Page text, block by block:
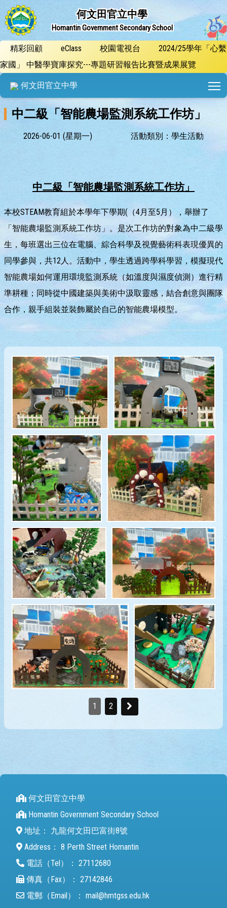
何文田官立中學
Homantin Government Secondary School
精彩回顧 eClass 校園電視台
2024/25學年「心繫
家國」 中醫學寶庫探究---專題研習報告比賽暨成果展覽
何文田官立中學
中二級「智能農場監測系統工作坊」
2026-06-01 (星期一) 活動類別：學生活動
中二級「智能農場監測系統工作坊」
本校STEAM教育組於本學年下學期(（4月至5月），舉辦了
「智能農場監測系統工作坊」。是次工作坊的對象為中二級學
生，每班選出三位在電腦、綜合科學及視覺藝術科表現優異的
同學參與，共12人。活動中，學生透過跨學科學習，模擬現代
智能農場如何運用環境監測系統（如溫度與濕度偵測）進行精
準耕種；同時從中國建築與美術中汲取靈感，結合創意與團隊
合作，親手組裝並裝飾屬於自己的智能農場模型。
1 2
何文田官立中學
Homantin Government Secondary School
地址：
九龍何文田巴富街8號
Address： 8 Perth Street Homantin
電話（Tel）： 27112680
傳真（Fax）： 27142846
電郵（Email）： mail@hmtgss.edu.hk